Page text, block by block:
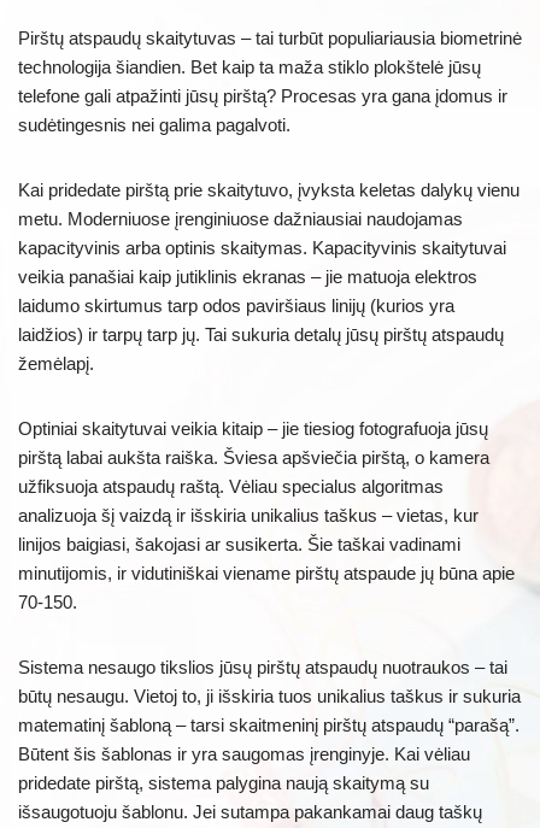
Pirštų atspaudų skaitytuvas – tai turbūt populiariausia biometrinė
technologija šiandien. Bet kaip ta maža stiklo plokštelė jūsų
telefone gali atpažinti jūsų pirštą? Procesas yra gana įdomus ir
sudėtingesnis nei galima pagalvoti.
Kai pridedate pirštą prie skaitytuvo, įvyksta keletas dalykų vienu
metu. Moderniuose įrenginiuose dažniausiai naudojamas
kapacityvinis arba optinis skaitymas. Kapacityvinis skaitytuvai
veikia panašiai kaip jutiklinis ekranas – jie matuoja elektros
laidumo skirtumus tarp odos paviršiaus linijų (kurios yra
laidžios) ir tarpų tarp jų. Tai sukuria detalų jūsų pirštų atspaudų
žemėlapį.
Optiniai skaitytuvai veikia kitaip – jie tiesiog fotografuoja jūsų
pirštą labai aukšta raiška. Šviesa apšviečia pirštą, o kamera
užfiksuoja atspaudų raštą. Vėliau specialus algoritmas
analizuoja šį vaizdą ir išskiria unikalius taškus – vietas, kur
linijos baigiasi, šakojasi ar susikerta. Šie taškai vadinami
minutijomis, ir vidutiniškai viename pirštų atspaude jų būna apie
70-150.
Sistema nesaugo tikslios jūsų pirštų atspaudų nuotraukos – tai
būtų nesaugu. Vietoj to, ji išskiria tuos unikalius taškus ir sukuria
matematinį šabloną – tarsi skaitmeninį pirštų atspaudų “parašą”.
Būtent šis šablonas ir yra saugomas įrenginyje. Kai vėliau
pridedate pirštą, sistema palygina naują skaitymą su
išsaugotuoju šablonu. Jei sutampa pakankamai daug taškų